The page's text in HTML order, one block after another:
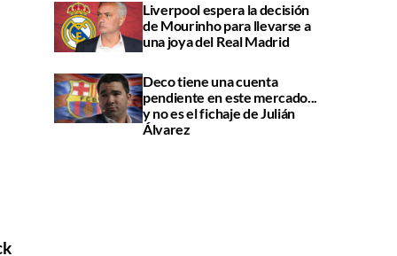
Liverpool espera la decisión
de Mourinho para llevarse a
una joya del Real Madrid
Deco tiene una cuenta
pendiente en este mercado...
y no es el fichaje de Julián
Álvarez